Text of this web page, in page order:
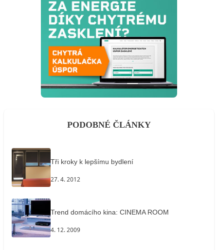
PODOBNÉ ČLÁNKY
Tři kroky k lepšímu bydlení
27. 4. 2012
Trend domácího kina: CINEMA ROOM
4. 12. 2009